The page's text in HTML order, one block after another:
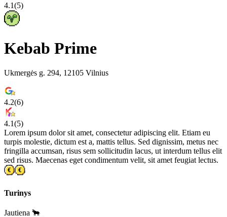
4.1(5)
Kebab Prime
Ukmergės g. 294, 12105 Vilnius
4.2(6)
4.1(5)
Lorem ipsum dolor sit amet, consectetur adipiscing elit. Etiam eu
turpis molestie, dictum est a, mattis tellus. Sed dignissim, metus nec
fringilla accumsan, risus sem sollicitudin lacus, ut interdum tellus elit
sed risus. Maecenas eget condimentum velit, sit amet feugiat lectus.
Turinys
Jautiena 🐂